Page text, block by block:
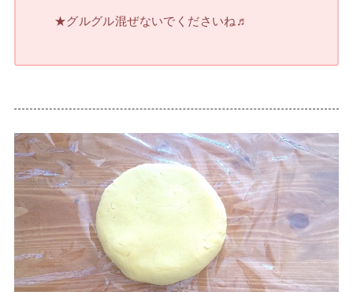
★グルグル混ぜないでくださいね♬